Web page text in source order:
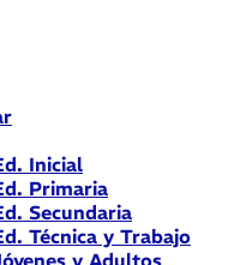
Inicial
Primaria
Secundaria
Técnica y Trabajo
y Adultos